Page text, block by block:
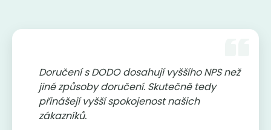
Doručení s DODO dosahují vyššího NPS než
jiné způsoby doručení. Skutečně tedy
přinášejí vyšší spokojenost našich
zákazníků.